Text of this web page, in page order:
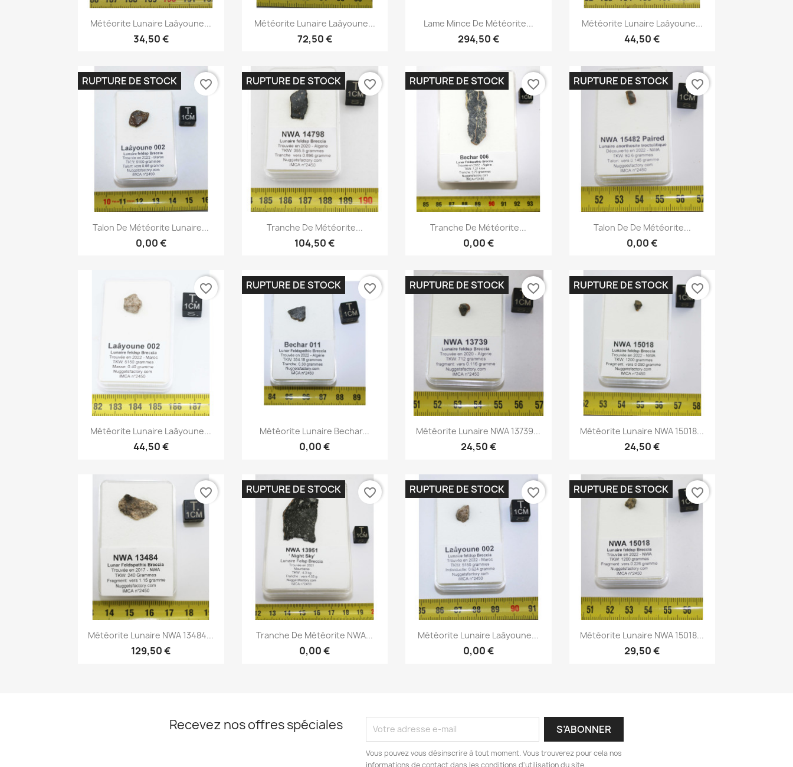
Aperçu rapide
Météorite Lunaire Laâyoune...
34,50 €
Aperçu rapide
Météorite Lunaire Laâyoune...
72,50 €
Aperçu rapide
Lame Mince De Météorite...
294,50 €
Aperçu rapide
Météorite Lunaire Laâyoune...
44,50 €
Aperçu rapide
Talon De Météorite Lunaire...
0,00 €
RUPTURE DE STOCK favorite_border
Aperçu rapide
Tranche De Météorite...
104,50 €
RUPTURE DE STOCK favorite_border
Aperçu rapide
Tranche De Météorite...
0,00 €
RUPTURE DE STOCK favorite_border
 Aperçu rapide
Talon De De Météorite...
0,00 €
RUPTURE DE STOCK favorite_border
Aperçu rapide
Météorite Lunaire Laâyoune...
44,50 €
favorite_border
Aperçu rapide
Météorite Lunaire Bechar...
0,00 €
RUPTURE DE STOCK favorite_border
Aperçu rapide
Météorite Lunaire NWA 13739...
24,50 €
RUPTURE DE STOCK favorite_border
Aperçu rapide
Météorite Lunaire NWA 15018...
24,50 €
RUPTURE DE STOCK favorite_border
Aperçu rapide
Météorite Lunaire NWA 13484...
129,50 €
favorite_border
Aperçu rapide
Tranche De Météorite NWA...
0,00 €
RUPTURE DE STOCK favorite_border
Aperçu rapide
Météorite Lunaire Laâyoune...
0,00 €
RUPTURE DE STOCK favorite_border
Aperçu rapide
Météorite Lunaire NWA 15018...
29,50 €
RUPTURE DE STOCK favorite_border
Recevez nos offres spéciales
Vous pouvez vous désinscrire à tout moment. Vous trouverez pour cela nos
informations de contact dans les conditions d'utilisation du site.